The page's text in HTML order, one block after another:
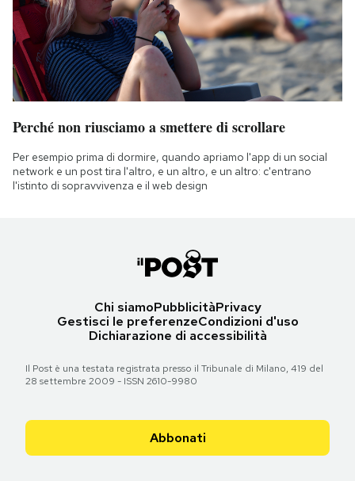
Perché non riusciamo a smettere di scrollare
Per esempio prima di dormire, quando apriamo l'app di un social
network e un post tira l'altro, e un altro, e un altro: c'entrano
l'istinto di sopravvivenza e il web design
Chi siamoPubblicitàPrivacy
Gestisci le preferenzeCondizioni d'uso
Dichiarazione di accessibilità
Il Post è una testata registrata presso il Tribunale di Milano, 419 del
28 settembre 2009 - ISSN 2610-9980
Abbonati